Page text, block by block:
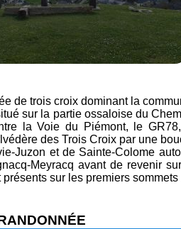
de trois croix dominant la
sur la partie ossaloise du
la Voie du Piémont, le
des Trois Croix par une
Juzon et de Sainte-Colome
Meyracq avant de revenir
sur les premiers